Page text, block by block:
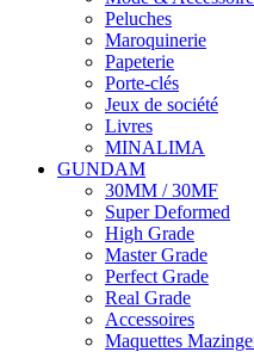
Peluches
Maroquinerie
Papeterie
Porte-clés
Jeux de société
Livres
MINALIMA
GUNDAM
30MM / 30MF
Super Deformed
High Grade
Master Grade
Perfect Grade
Real Grade
Accessoires
Maquettes